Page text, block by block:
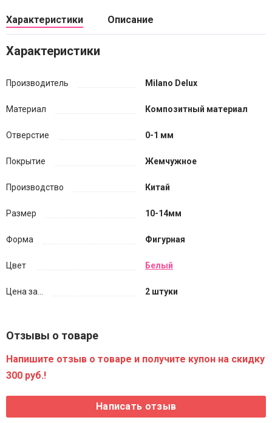
Характеристики Описание
Характеристики
Производитель Milano Delux
Материал Композитный материал
Отверстие 0-1 мм
Покрытие Жемчужное
Производство Китай
Размер 10-14мм
Форма Фигурная
Цвет Белый
Цена за... 2 штуки
Отзывы о товаре
Напишите отзыв о товаре и получите купон на скидку
300 руб.!